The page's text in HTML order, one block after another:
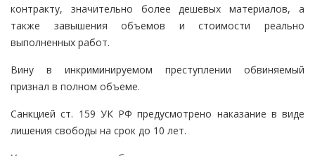
контракту, значительно более дешевых материалов, а
также завышения объемов и стоимости реально
выполненных работ.
Вину в инкриминируемом преступлении обвиняемый
признал в полном объеме.
Санкцией ст. 159 УК РФ предусмотрено наказание в виде
лишения свободы на срок до 10 лет.